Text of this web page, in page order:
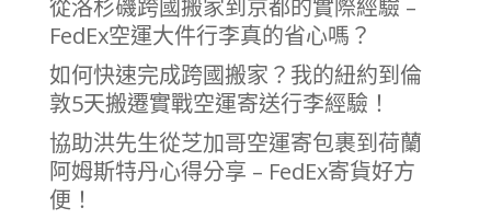
從洛杉磯跨國搬家到京都的實際經驗 –
FedEx空運大件行李真的省心嗎？
如何快速完成跨國搬家？我的紐約到倫
敦5天搬遷實戰空運寄送行李經驗！
協助洪先生從芝加哥空運寄包裹到荷蘭
阿姆斯特丹心得分享 – FedEx寄貨好方
便！